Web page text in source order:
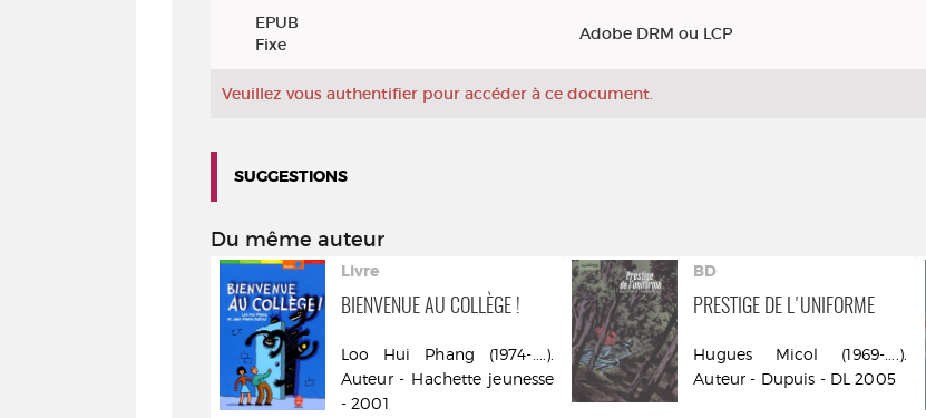
Exemplaires
EPUB
Fixe
Adobe DRM ou LCP
Veuillez vous authentifier pour accéder à ce document.
SUGGESTIONS
Du même auteur
Livre
BIENVENUE AU COLLÈGE !
Loo Hui Phang (1974-....).
Auteur - Hachette jeunesse
- 2001
BD
PRESTIGE DE L'UNIFORME
Hugues Micol (1969-....).
Auteur - Dupuis - DL 2005